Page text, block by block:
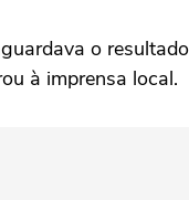
o
à imprensa local.